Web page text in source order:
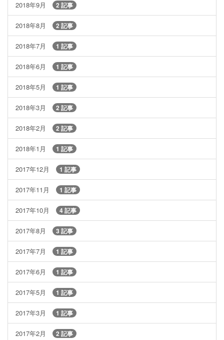
2018年9月 2 記事
2018年8月 2 記事
2018年7月 1 記事
2018年6月 1 記事
2018年5月 1 記事
2018年3月 2 記事
2018年2月 2 記事
2018年1月 1 記事
2017年12月 1 記事
2017年11月 1 記事
2017年10月 4 記事
2017年8月 3 記事
2017年7月 1 記事
2017年6月 1 記事
2017年5月 1 記事
2017年3月 1 記事
2017年2月 2 記事